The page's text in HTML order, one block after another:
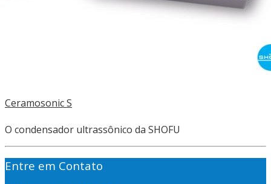
Ceramosonic S
O condensador ultrassônico da SHOFU
Entre em Contato